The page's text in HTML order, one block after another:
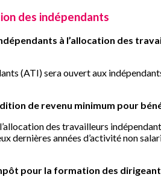
des indépendants
à l’allocation des
(ATI) sera ouvert aux
de revenu minimum pour
des travailleurs
dernières années d’activité non
pour la formation des